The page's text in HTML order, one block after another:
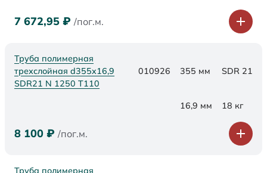
7 672,95 ₽ /пог.м.
Труба полимерная
трехслойная d355x16,9
SDR21 N 1250 Т110
010926 355 мм SDR 21
16,9 мм 18 кг
8 100 ₽ /пог.м.